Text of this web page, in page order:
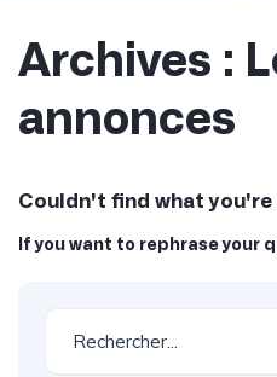
Archives :
annonces
Couldn't find what
If you want to rephrase your